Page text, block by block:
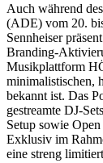
​Auch während
(ADE) vom 20.
Sennheiser
Branding-
Musikplattform
minimalistischen,
bekannt ist. Das
gestreamte DJ-
Setup sowie
Exklusiv im
eine streng